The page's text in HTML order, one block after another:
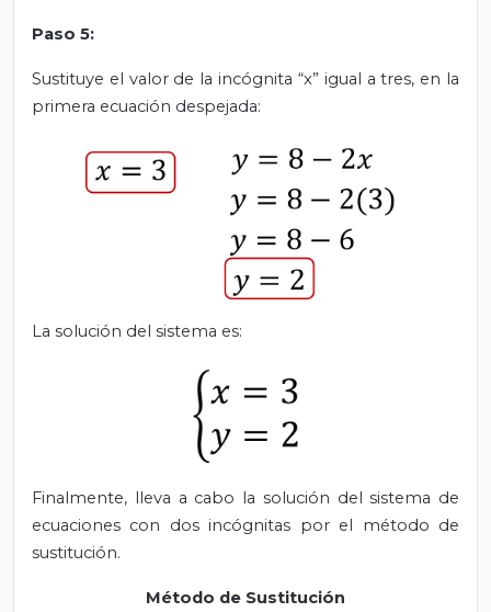
Paso 5:
Sustituye el valor de la incógnita “x” igual a tres, en la
primera ecuación despejada:
La solución del sistema es:
Finalmente, lleva a cabo la solución del sistema de
ecuaciones con dos incógnitas por el método de
sustitución.
Método de Sustitución